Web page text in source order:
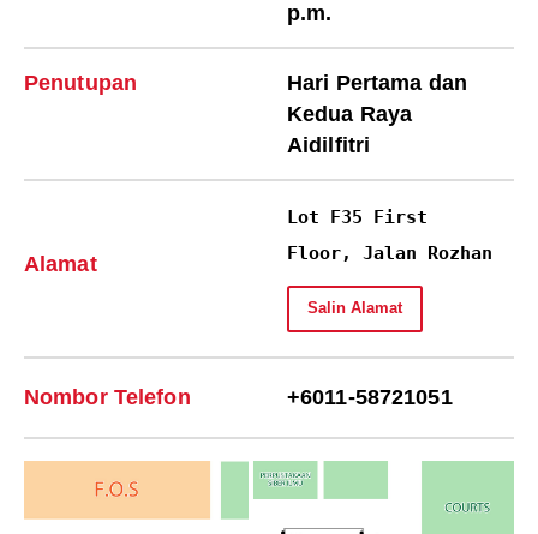
p.m.
Penutupan
Hari Pertama dan
Kedua Raya
Aidilfitri
Alamat
Salin Alamat
Nombor Telefon +6011-58721051